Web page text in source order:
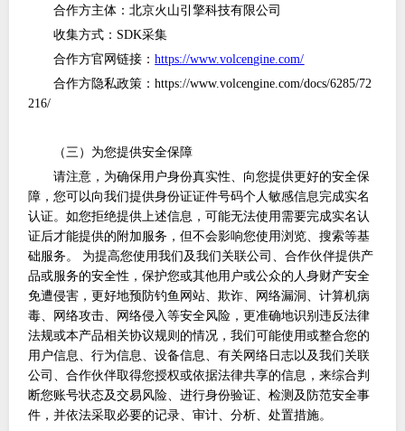
合作方主体：北京火山引擎科技有限公司
收集方式： SDK采集
合作方官网链接：https://www.volcengine.com/
合作方隐私政策：https://www.volcengine.com/docs/6285/72
216/
（三）为您提供安全保障
请注意，为确保用户身份真实性、向您提供更好的安全保
障，您可以向我们提供身份证证件号码个人敏感信息完成实名
认证。如您拒绝提供上述信息，可能无法使用需要完成实名认
证后才能提供的附加服务，但不会影响您使用浏览、搜索等基
础服务。
为提高您使用我们及我们关联公司、合作伙伴提供产
品或服务的安全性，保护您或其他用户或公众的人身财产安全
免遭侵害，更好地预防钓鱼网站、欺诈、网络漏洞、计算机病
毒、网络攻击、网络侵入等安全风险，更准确地识别违反法律
法规或本产品相关协议规则的情况，我们可能使用或整合您的
用户信息、行为信息、设备信息、有关网络日志以及我们关联
公司、合作伙伴取得您授权或依据法律共享的信息，来综合判
断您账号状态及交易风险、进行身份验证、检测及防范安全事
件，并依法采取必要的记录、审计、分析、处置措施。